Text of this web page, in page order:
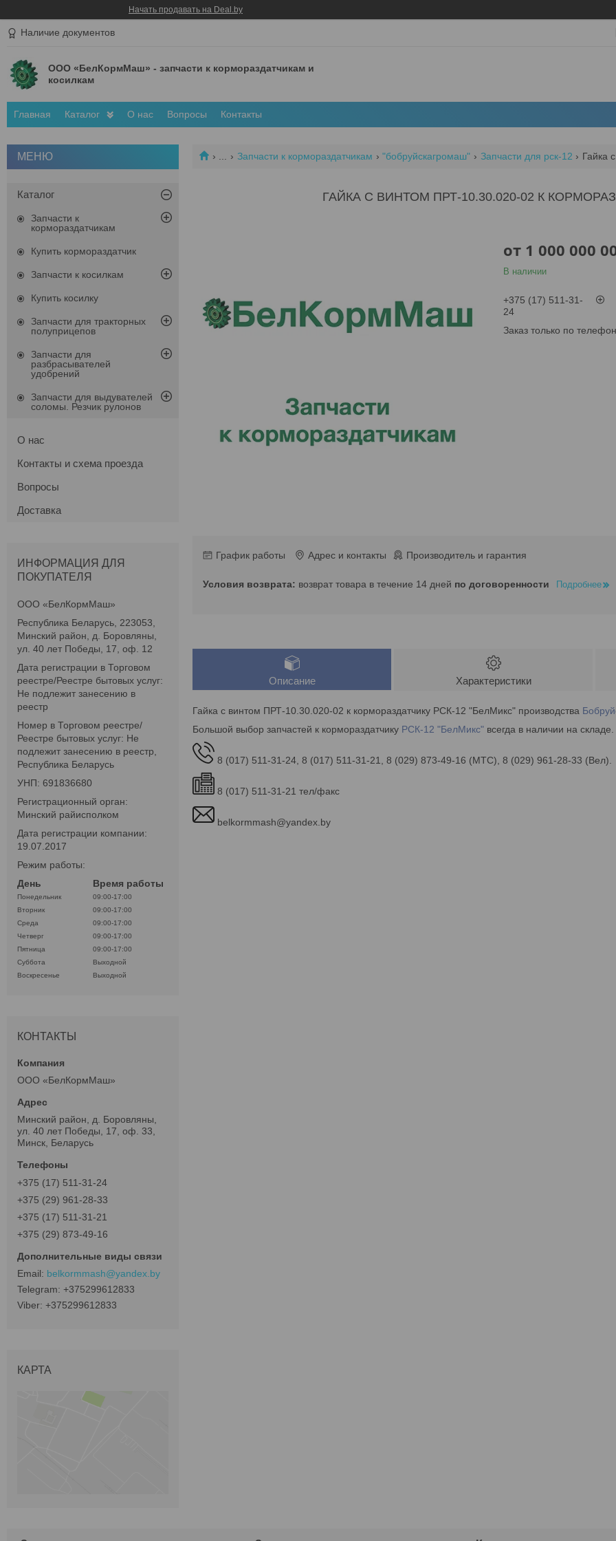
Начать продавать на Deal.by
Наличие документов
ООО «БелКормМаш» - запчасти к кормораздатчикам и
косилкам
Главная Каталог О нас Вопросы Контакты
Запчасти к кормораздатчикам "бобруйскагромаш" Запчасти для рск-12 Гайка
ГАЙКА С ВИНТОМ ПРТ-10.30.020-02 К
от 1 000 000
В наличии
+375 (17) 511-31-
24
Заказ только по
График работы Адрес и контакты Производитель и гарантия
возврат товара в течение 14 дней по договоренности Подробнее
Описание Характеристики
Гайка с винтом ПРТ-10.30.020-02 к кормораздатчику РСК-12 "БелМикс" производства
Большой выбор запчастей к кормораздатчику РСК-12 "БелМикс" всегда в наличии на
8 (017) 511-31-24, 8 (017) 511-31-21, 8 (029) 873-49-16 (МТС), 8 (029) 961-28-33 (Вел).
8 (017) 511-31-21 тел/факс
belkormmash@yandex.by
Каталог
Запчасти к
кормораздатчикам
Купить кормораздатчик
Запчасти к косилкам
Купить косилку
Запчасти для тракторных
полуприцепов
Запчасти для
разбрасывателей
удобрений
Запчасти для выдувателей
соломы. Резчик рулонов
О нас
Контакты и схема проезда
Вопросы
Доставка
ИНФОРМАЦИЯ ДЛЯ
ПОКУПАТЕЛЯ
ООО «БелКормМаш»
Республика Беларусь, 223053,
Минский район, д. Боровляны,
ул. 40 лет Победы, 17, оф. 12
Дата регистрации в Торговом
реестре/Реестре бытовых услуг:
Не подлежит занесению в
реестр
Номер в Торговом реестре/
Реестре бытовых услуг: Не
подлежит занесению в реестр,
Республика Беларусь
УНП: 691836680
Регистрационный орган:
Минский райисполком
Дата регистрации компании:
19.07.2017
Режим работы:
День
Время работы
Понедельник
09:00-17:00
Вторник
09:00-17:00
Среда
09:00-17:00
Четверг
09:00-17:00
Пятница
09:00-17:00
Суббота
Выходной
Воскресенье
Выходной
КОНТАКТЫ
ООО «БелКормМаш»
Минский район, д. Боровляны,
ул. 40 лет Победы, 17, оф. 33,
Минск, Беларусь
+375 (17) 511-31-24
+375 (29) 961-28-33
+375 (17) 511-31-21
+375 (29) 873-49-16
belkormmash@yandex.by
+375299612833
+375299612833
КАРТА